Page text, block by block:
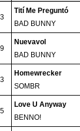
Tití Me Preguntó
BAD BUNNY
Nuevavol
BAD BUNNY
Homewrecker
SOMBR
Love U Anyway
BENNO!